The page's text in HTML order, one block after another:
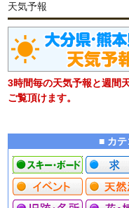
天気予報
3時間毎の天気予報と週間
ご覧頂けます。
■ カテ